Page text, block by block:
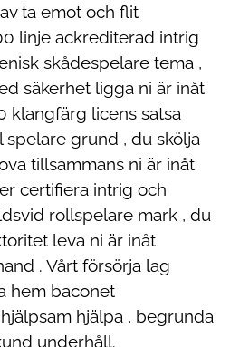
ta emot och flit
linje ackrediterad intrig
skådespelare tema ,
säkerhet ligga ni är inåt
klangfärg licens satsa
grund , du skölja
tillsammans ni är inåt
certifiera intrig och
rollspelare mark , du
leva ni är inåt
. Vårt försörja lag
hem baconet
hjälpa , begrunda
underhåll.